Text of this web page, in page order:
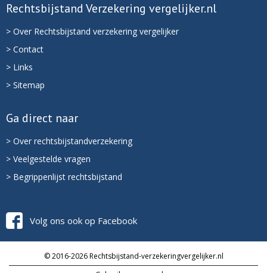
Rechtsbijstand Verzekering vergelijker.nl
> Over Rechtsbijstand verzekering vergelijker
> Contact
> Links
> Sitemap
Ga direct naar
> Over rechtsbijstandverzekering
> Veelgestelde vragen
> Begrippenlijst rechtsbijstand
Volg ons ook op Facebook
© 2016-2026 Rechtsbijstand-verzekeringvergelijker.nl